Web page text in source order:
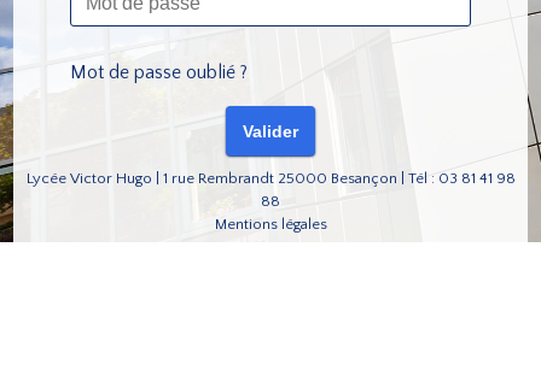
Mot de passe oublié ?
Lycée Victor Hugo | 1 rue Rembrandt 25000 Besançon | Tél : 03 81 41 98
88
Mentions légales